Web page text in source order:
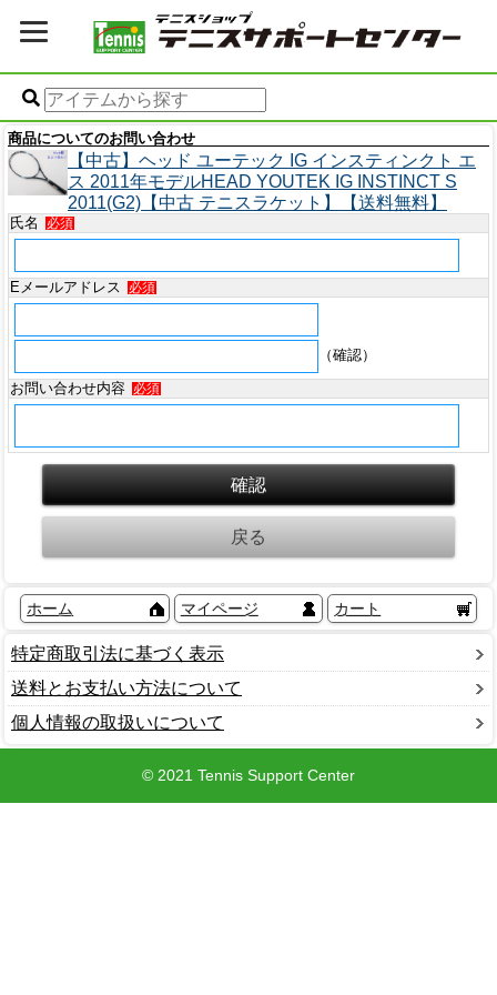
商品についてのお問い合わせ
【中古】ヘッド ユーテック IG インスティンクト エ
ス 2011年モデルHEAD YOUTEK IG INSTINCT S
2011(G2)【中古 テニスラケット】【送料無料】
氏名 必須
Eメールアドレス 必須
（確認）
お問い合わせ内容
必須
ホーム マイページ カート
特定商取引法に基づく表示
送料とお支払い方法について
個人情報の取扱いについて
© 2021 Tennis Support Center